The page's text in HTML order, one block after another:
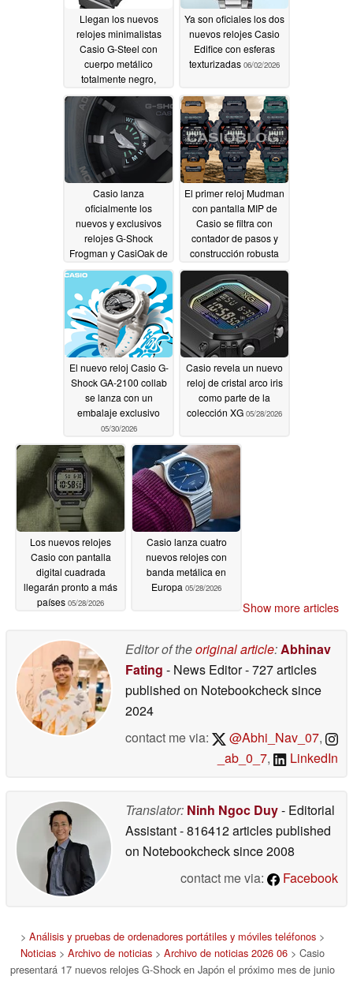
Llegan los nuevos
relojes minimalistas
Casio G-Steel con
cuerpo metálico
totalmente negro,
Tough Solar y
Bluetooth
06/02/2026
Ya son oficiales los dos
nuevos relojes Casio
Edifice con esferas
texturizadas 06/02/2026
Casio lanza
oficialmente los
nuevos y exclusivos
relojes G-Shock
Frogman y CasiOak de
color azul esqueleto
06/01/2026
El primer reloj Mudman
con pantalla MIP de
Casio se filtra con
contador de pasos y
construcción robusta
05/30/2026
El nuevo reloj Casio G-
Shock GA-2100 collab
se lanza con un
embalaje exclusivo
05/30/2026
Casio revela un nuevo
reloj de cristal arco iris
como parte de la
colección XG 05/28/2026
Los nuevos relojes
Casio con pantalla
digital cuadrada
llegarán pronto a más
países 05/28/2026
Casio lanza cuatro
nuevos relojes con
banda metálica en
Europa 05/28/2026
Show more articles
Editor of theoriginal article:Abhinav
Fating - News Editor- 727 articles
published on Notebookchecksince
2024
contact me via:
@Abhi_Nav_07,
_ab_0_7, LinkedIn
Translator: Ninh Ngoc Duy- Editorial
Assistant- 816412 articles published
on Notebookchecksince 2008
contact me via:
Facebook
> Análisis y pruebas de ordenadores portátiles y móviles teléfonos >
Noticias > Archivo de noticias > Archivo de noticias 2026 06 > Casio
presentará 17 nuevos relojes G-Shock en Japón el próximo mes de junio